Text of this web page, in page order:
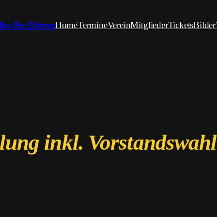
Ba-Hu ElferratHomeTermineVereinMitgliederTicketsBilder
inkl. Vorstandswahl